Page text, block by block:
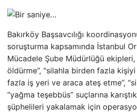
Bakırköy Başsavcılığı
soruşturma kapsamında İstanbul
Mücadele Şube Müdürlüğü ekipleri,
öldürme”, “silahla birden fazla kişiyi
fazla iş yeri ve araca ateş etme”,
“yağma teşebbüs” suçlarına
şüphelileri yakalamak için